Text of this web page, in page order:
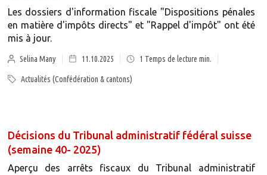
Les dossiers d'information fiscale "Dispositions pénales
en matière d'impôts directs" et "Rappel d'impôt" ont été
mis à jour.
Selina Many 11.10.2025 1 Temps de lecture min.
Actualités (Confédération & cantons)
Décisions du Tribunal administratif fédéral suisse
(semaine 40- 2025)
Aperçu des arrêts fiscaux du Tribunal administratif